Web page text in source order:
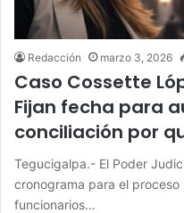
Redacción marzo 3, 2026
Caso Cossette
Fijan fecha para
conciliación por
Tegucigalpa.- El Poder
cronograma para el
funcionarios…